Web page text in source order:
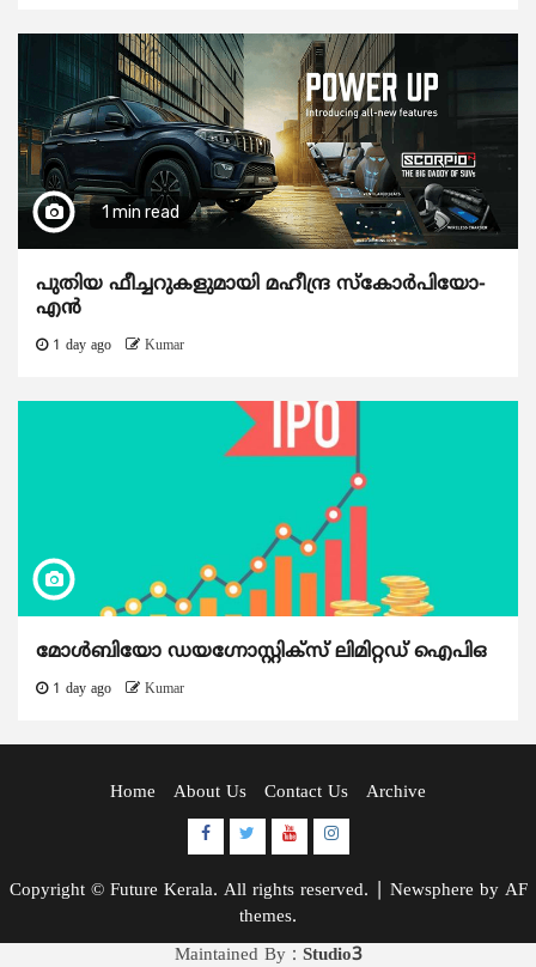
1 min read
പുതിയ ഫീച്ചറുകളുമായി മഹീന്ദ്ര സ്കോർപിയോ-
എൻ
1 day ago Kumar
മോൾബിയോ ഡയഗ്നോസ്റ്റിക്സ് ലിമിറ്റഡ് ഐപിഒ
1 day ago Kumar
Home About Us Contact Us Archive
Facebook
TwitterYoutubeInstagram
Copyright © Future Kerala. All rights reserved. Newsphere by AF
themes.
Maintained By : Studio3